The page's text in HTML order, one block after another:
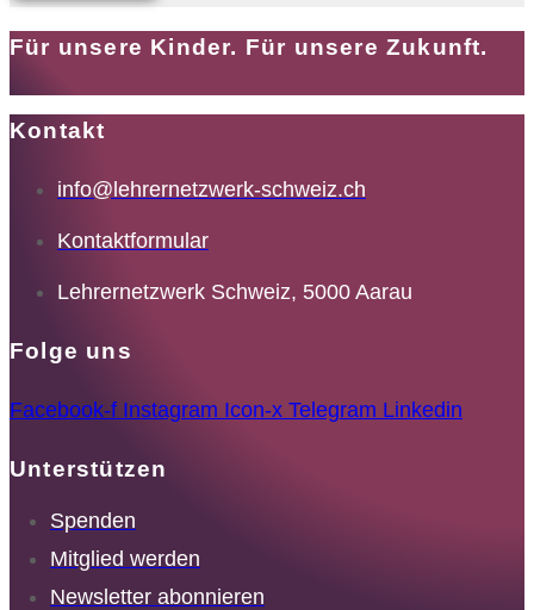
Für unsere Kinder. Für unsere Zukunft.
Kontakt
info@lehrernetzwerk-schweiz.ch
Kontaktformular
Lehrernetzwerk Schweiz, 5000 Aarau
Folge uns
Facebook-f Instagram Icon-x Telegram Linkedin
Unterstützen
Spenden
Mitglied werden
Newsletter abonnieren